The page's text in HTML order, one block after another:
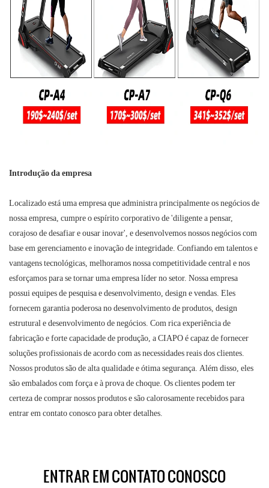
Introdução da empresa
Localizado está uma empresa que administra principalmente os negócios de
nossa empresa, cumpre o espírito corporativo de 'diligente a pensar,
corajoso de desafiar e ousar inovar', e desenvolvemos nossos negócios com
base em gerenciamento e inovação de integridade. Confiando em talentos e
vantagens tecnológicas, melhoramos nossa competitividade central e nos
esforçamos para se tornar uma empresa líder no setor. Nossa empresa
possui equipes de pesquisa e desenvolvimento, design e vendas. Eles
fornecem garantia poderosa no desenvolvimento de produtos, design
estrutural e desenvolvimento de negócios. Com rica experiência de
fabricação e forte capacidade de produção, a CIAPO é capaz de fornecer
soluções profissionais de acordo com as necessidades reais dos clientes.
Nossos produtos são de alta qualidade e ótima segurança. Além disso, eles
são embalados com força e à prova de choque. Os clientes podem ter
certeza de comprar nossos produtos e são calorosamente recebidos para
entrar em contato conosco para obter detalhes.
ENTRAR EM CONTATO CONOSCO